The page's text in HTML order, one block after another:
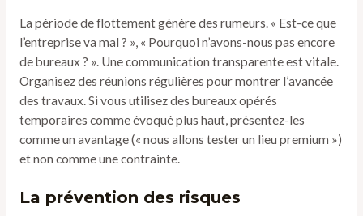
La période de flottement génère des rumeurs. « Est-ce que
l’entreprise va mal ? », « Pourquoi n’avons-nous pas encore
de bureaux ? ». Une communication transparente est vitale.
Organisez des réunions régulières pour montrer l’avancée
des travaux. Si vous utilisez des bureaux opérés
temporaires comme évoqué plus haut, présentez-les
comme un avantage (« nous allons tester un lieu premium »)
et non comme une contrainte.
La prévention des risques